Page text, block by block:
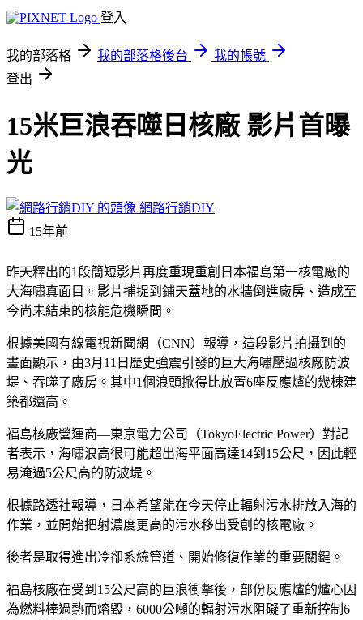
登入
我的部落格 我的部落格後台
我的帳號
登出
15米巨浪吞噬日核廠 影片首曝
光
網路行銷DIY
15年前
昨天釋出的1段簡短影片再度重現重創日本福島第一核電廠的
大海嘯真面目。影片捕捉到鋪天蓋地的水牆倒進廠房、造成至
今尚未結束的核能危機瞬間。
根據美國有線電視新聞網（CNN）報導，這段影片拍攝到的
畫面顯示，由3月11日歷史強震引發的巨大海嘯壓過核廠防波
堤、吞噬了廠房。其中1個浪頭掀得比放置6座反應爐的幾棟建
築都還高。
福島核廠營運商—東京電力公司（TokyoElectric Power）對記
者表示，海嘯浪高很可能超出海平面高達14到15公尺，因此輕
易淹過5公尺高的防波堤。
根據路透社報導，日本希望能在今天停止輻射污水排放入海的
作業，並開始把射濃度更高的污水移出受創的核電廠。
後者是取得進出冷卻系統管道、開始修復作業的重要關鍵。
福島核廠在受到15公尺高的巨浪衝擊後，部份反應爐的爐心因
為燃料棒過熱而熔毀，6000公噸的輻射污水阻礙了重新控制6